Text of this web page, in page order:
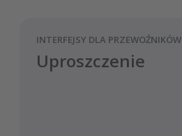
INTERFEJSY DLA PRZEWOŹNIKÓW
Uproszczenie